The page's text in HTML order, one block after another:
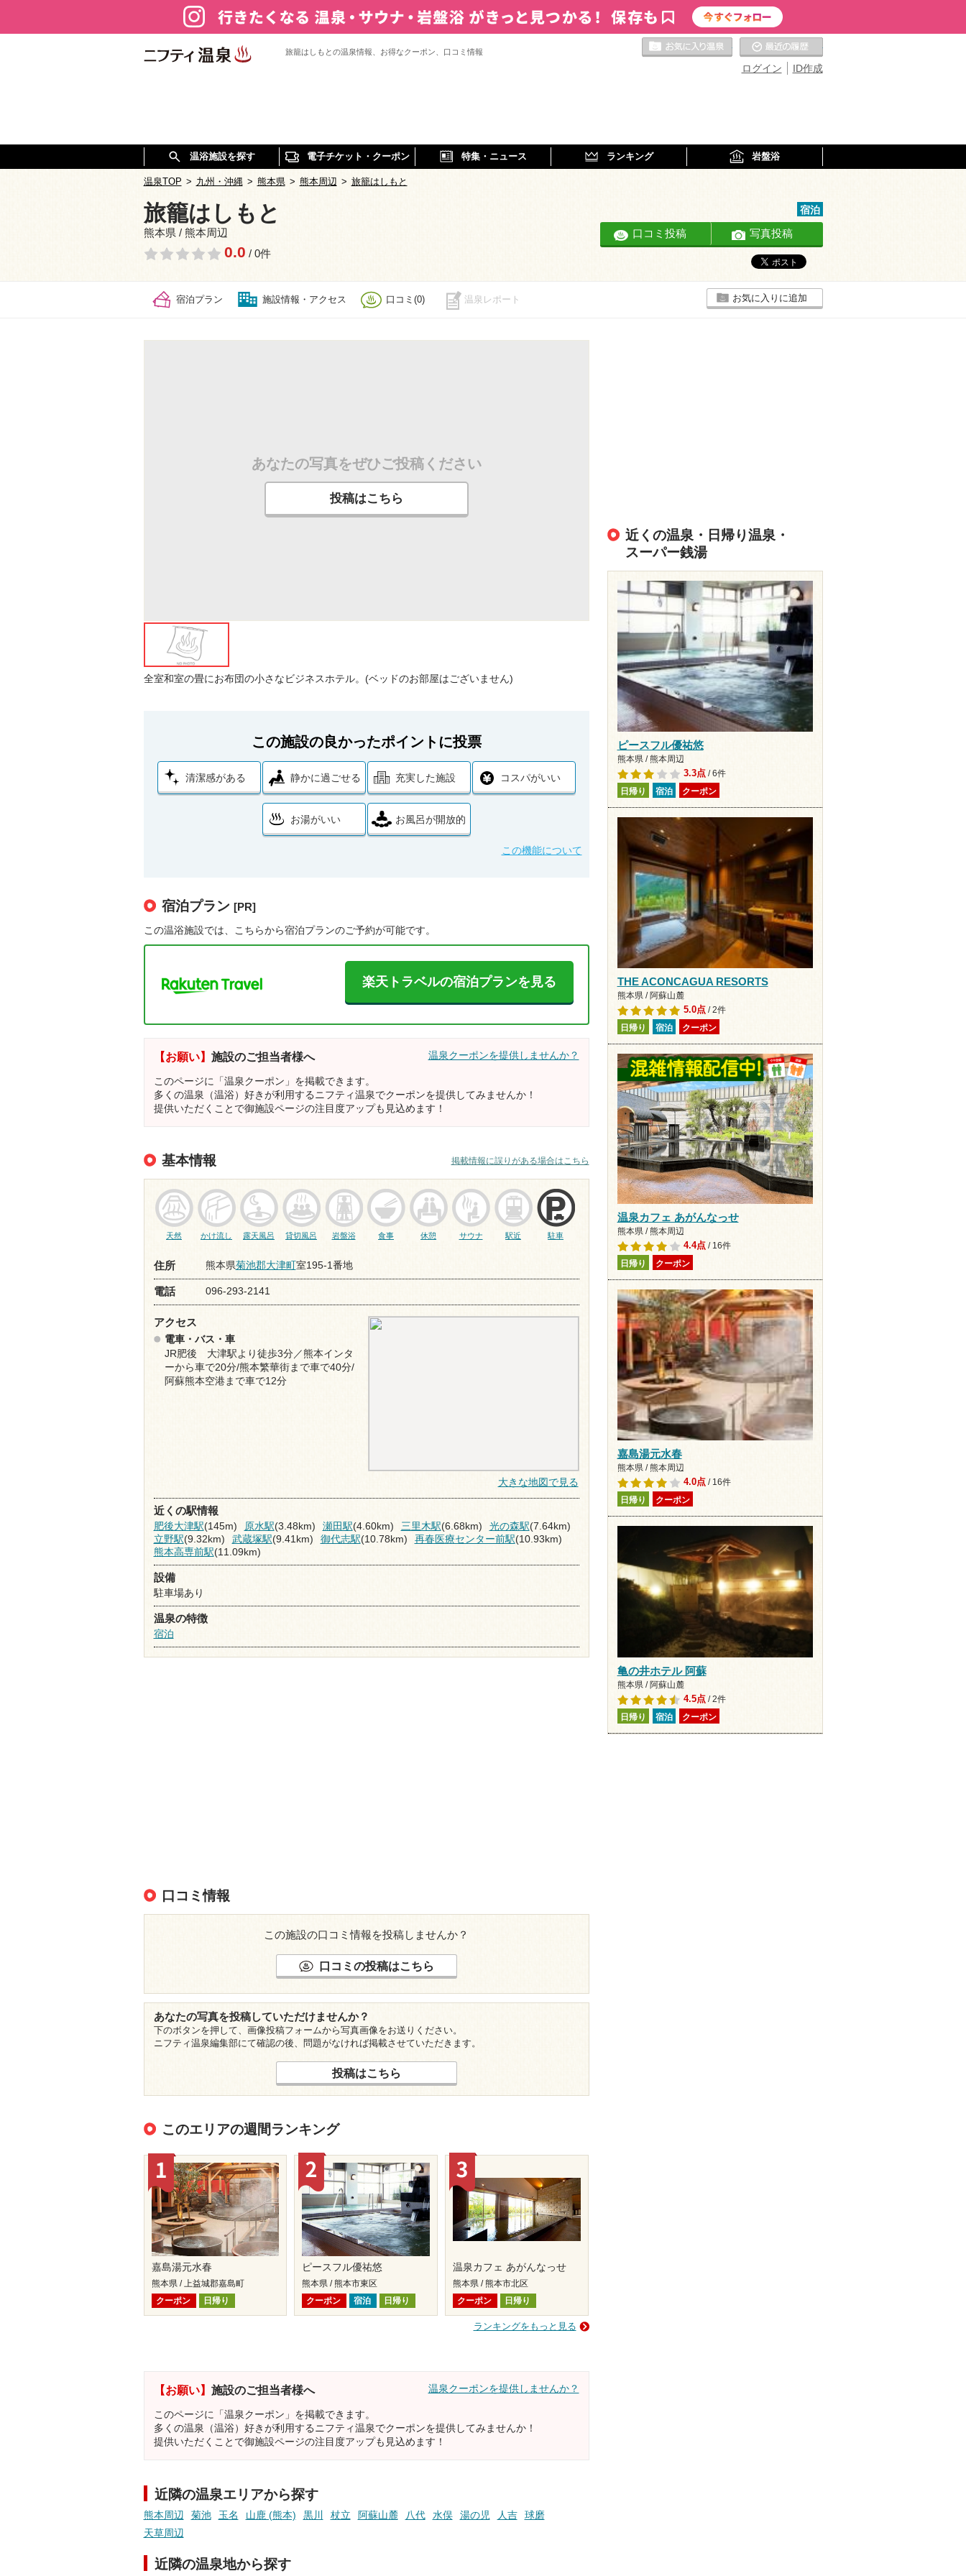
旅籠はしもとの温泉情報、お得なクーポン、口コミ情報
ID作成
ログイン
お気に入りの温泉
温浴施設を探す 電子チケット・クーポン 特集・ニュース ランキング 岩盤浴
温泉TOP > 九州・沖縄 > 熊本県 > 熊本周辺 > 旅籠はしもと
旅籠はしもと
熊本県 / 熊本周辺
0.0 / 0件
宿泊
口コミ投稿 写真投稿
宿泊プラン 施設情報・アクセス 口コミ(0) 温泉レポート お気に入りに追加
あなたの写真をぜひご投稿ください
投稿はこちら
全室和室の畳にお布団の小さなビジネスホテル。(ベッドのお部屋はございません)
この施設の良かったポイントに投票
清潔感がある 静かに過ごせる 充実した施設 コスパがいい
お湯がいい お風呂が開放的
この機能について
宿泊プラン [PR]
この温浴施設では、こちらから宿泊プランのご予約が可能です。
楽天トラベルの宿泊プランを見る
【お願い】 施設のご担当者様へ 温泉クーポンを提供しませんか？
このページに「温泉クーポン」を掲載できます。
多くの温泉（温浴）好きが利用するニフティ温泉でクーポンを提供してみませんか！
提供いただくことで御施設ページの注目度アップも見込めます！
基本情報 掲載情報に誤りがある場合はこちら
天然 かけ流し 露天風呂 貸切風呂 岩盤浴 食事 休憩 サウナ 駅近 駐車
住所 熊本県菊池郡大津町室195-1番地
電話 096-293-2141
アクセス
電車・バス・車
JR肥後 大津駅より徒歩3分／熊本インタ
ーから車で20分/熊本繁華街まで車で40分/
阿蘇熊本空港まで車で12分
大きな地図で見る
近くの駅情報
肥後大津駅(145m) 原水駅(3.48km) 瀬田駅(4.60km) 三里木駅(6.68km) 光の森駅(7.64km)
立野駅(9.32km) 武蔵塚駅(9.41km) 御代志駅(10.78km) 再春医療センター前駅(10.93km)
熊本高専前駅(11.09km)
設備
駐車場あり
温泉の特徴
宿泊
口コミ情報
この施設の口コミ情報を投稿しませんか？
口コミの投稿はこちら
あなたの写真を投稿していただけませんか？
下のボタンを押して、画像投稿フォームから写真画像をお送りください。
ニフティ温泉編集部にて確認の後、問題がなければ掲載させていただきます。
投稿はこちら
このエリアの週間ランキング
嘉島湯元水春
熊本県 / 上益城郡嘉島町
クーポン
日帰り
ピースフル優祐悠
熊本県 / 熊本市東区
クーポン
宿泊 日帰り
温泉カフェ あがんなっせ
熊本県 / 熊本市北区
クーポン
日帰り
ランキングをもっと見る
【お願い】 施設のご担当者様へ 温泉クーポンを提供しませんか？
このページに「温泉クーポン」を掲載できます。
多くの温泉（温浴）好きが利用するニフティ温泉でクーポンを提供してみませんか！
提供いただくことで御施設ページの注目度アップも見込めます！
近隣の温泉エリアから探す
熊本周辺 菊池 玉名 山鹿 (熊本) 黒川 杖立 阿蘇山麓 八代 水俣 湯の児 人吉
球磨
天草周辺
近隣の温泉地から探す
近くの温泉・日帰り温泉・
スーパー銭湯
ピースフル優祐悠
熊本県 / 熊本周辺
3.3点/ 6件
日帰り 宿泊 クーポン
THE ACONCAGUA RESORTS
熊本県 / 阿蘇山麓
5.0点/ 2件
日帰り 宿泊 クーポン
温泉カフェ あがんなっせ
熊本県 / 熊本周辺
4.4点/ 16件
日帰り クーポン
嘉島湯元水春
熊本県 / 熊本周辺
4.0点/ 16件
日帰り クーポン
亀の井ホテル 阿蘇
熊本県 / 阿蘇山麓
4.5点/ 2件
日帰り 宿泊 クーポン